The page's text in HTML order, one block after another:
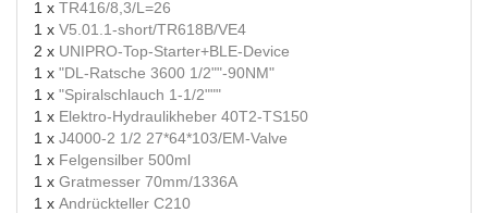
1 x TR416/8,3/L=26
1 x V5.01.1-short/TR618B/VE4
2 x UNIPRO-Top-Starter+BLE-Device
1 x "DL-Ratsche 3600 1/2""-90NM"
1 x "Spiralschlauch 1-1/2"""
1 x Elektro-Hydraulikheber 40T2-TS150
1 x J4000-2 1/2 27*64*103/EM-Valve
1 x Felgensilber 500ml
1 x Gratmesser 70mm/1336A
1 x Andrückteller C210